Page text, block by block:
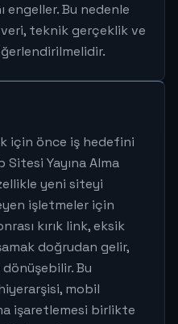
engeller. Bu nedenle
teknik gerçeklik ve
için önce iş hedefini
Yayına Alma
yeni siteyi
işletmeler için
kırık link, eksik
doğrudan gelir,
Bu
mobil
işaretlemesi birlikte